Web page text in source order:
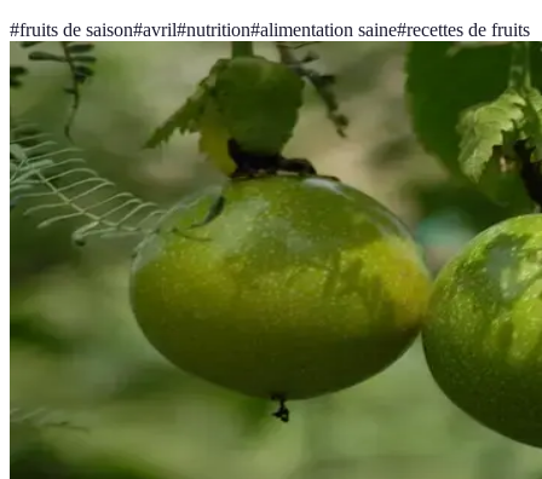
#fruits de saison#avril#nutrition#alimentation saine#recettes de fruits